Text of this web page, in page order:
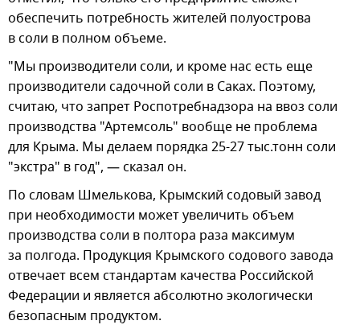
обеспечить потребность жителей полуострова
в соли в полном объеме.
"Мы производители соли, и кроме нас есть еще
производители садочной соли в Саках. Поэтому,
считаю, что запрет Роспотребнадзора на ввоз соли
производства "Артемсоль" вообще не проблема
для Крыма. Мы делаем порядка 25-27 тыс.тонн соли
"экстра" в год", — сказал он.
По словам Шмелькова, Крымский содовый завод
при необходимости может увеличить объем
производства соли в полтора раза максимум
за полгода. Продукция Крымского содового завода
отвечает всем стандартам качества Российской
Федерации и является абсолютно экологически
безопасным продуктом.